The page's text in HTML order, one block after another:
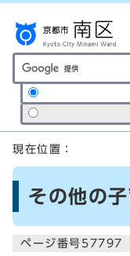
サイト内検索の範囲
ここから本文です
現在位置：
その他の
ページ番号57797